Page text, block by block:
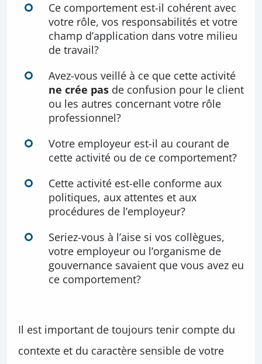
Ce comportement est-il cohérent avec
votre rôle, vos responsabilités et votre
champ d’application dans votre milieu
de travail?
Avez-vous veillé à ce que cette activité
ne crée pas de confusion pour le client
ou les autres concernant votre rôle
professionnel?
Votre employeur est-il au courant de
cette activité ou de ce comportement?
Cette activité est-elle conforme aux
politiques, aux attentes et aux
procédures de l’employeur?
Seriez-vous à l’aise si vos collègues,
votre employeur ou l’organisme de
gouvernance savaient que vous avez eu
ce comportement?
Il est important de toujours tenir compte du
contexte et du caractère sensible de votre